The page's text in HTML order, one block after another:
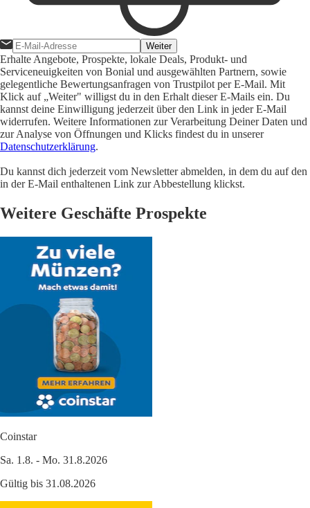
Weiter
Erhalte Angebote, Prospekte, lokale Deals, Produkt- und
Serviceneuigkeiten von Bonial und ausgewählten Partnern, sowie
gelegentliche Bewertungsanfragen von Trustpilot per E-Mail. Mit
Klick auf „Weiter" willigst du in den Erhalt dieser E-Mails ein. Du
kannst deine Einwilligung jederzeit über den Link in jeder E-Mail
widerrufen. Weitere Informationen zur Verarbeitung Deiner Daten und
zur Analyse von Öffnungen und Klicks findest du in unserer
Datenschutzerklärung.
Du kannst dich jederzeit vom Newsletter abmelden, in dem du auf den
in der E-Mail enthaltenen Link zur Abbestellung klickst.
Weitere Geschäfte Prospekte
Coinstar
Sa. 1.8. - Mo. 31.8.2026
Gültig bis 31.08.2026